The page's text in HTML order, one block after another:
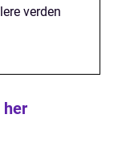
verden